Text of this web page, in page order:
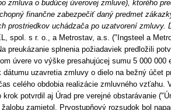
zmluva o budúcej úverovej zmluve), ktorého
finančne zabezpečiť daný predmet
prostriedkov uchádzača po uzatvorení zmluvy.
spol. s r. o., a Metrostav, a.s. ("Ingsteel a
preukázanie splnenia požiadaviek predložili
úvere vo výške presahujúcej sumu 5 000 000
uzavretia zmluvy o dielo na bežný účet
celého obdobia realizácie zmluvného vzťahu.
potvrdil aj Úrad pre verejné obstarávanie
zamietol. Prvostupňový rozsudok bol